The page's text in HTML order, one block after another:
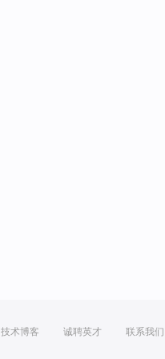
技术博客 诚聘英才 联系我们